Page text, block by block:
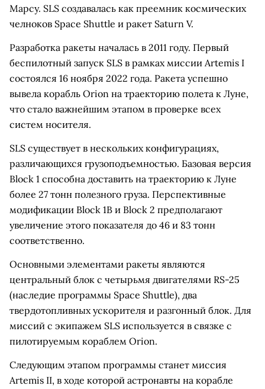
Марсу. SLS создавалась как преемник космических
челноков Space Shuttle и ракет Saturn V.
Разработка ракеты началась в 2011 году. Первый
беспилотный запуск SLS в рамках миссии Artemis I
состоялся 16 ноября 2022 года. Ракета успешно
вывела корабль Orion на траекторию полета к Луне,
что стало важнейшим этапом в проверке всех
систем носителя.
SLS существует в нескольких конфигурациях,
различающихся грузоподъемностью. Базовая версия
Block 1 способна доставить на траекторию к Луне
более 27 тонн полезного груза. Перспективные
модификации Block 1B и Block 2 предполагают
увеличение этого показателя до 46 и 83 тонн
соответственно.
Основными элементами ракеты являются
центральный блок с четырьмя двигателями RS-25
(наследие программы Space Shuttle), два
твердотопливных ускорителя и разгонный блок. Для
миссий с экипажем SLS используется в связке с
пилотируемым кораблем Orion.
Следующим этапом программы станет миссия
Artemis II, в ходе которой астронавты на корабле